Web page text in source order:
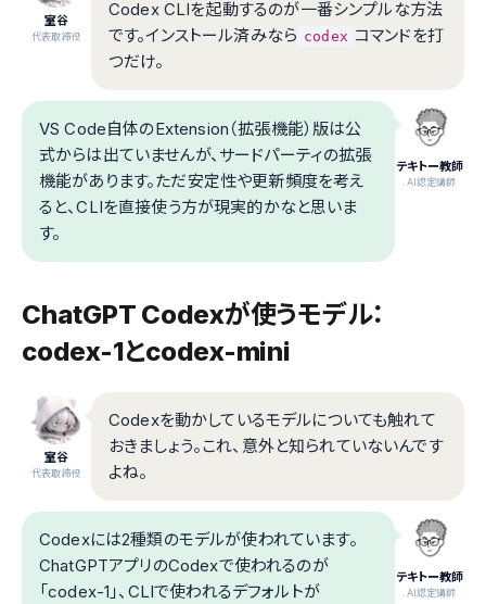
室谷
代表取締役
Codex CLIを起動するのが一番シンプルな方法
です。インストール済みなら codex コマンドを打
つだけ。
テキトー教師
.AI認定講師
VS Code自体のExtension（拡張機能）版は公
式からは出ていませんが、サードパーティの拡張
機能があります。ただ安定性や更新頻度を考え
ると、CLIを直接使う方が現実的かなと思いま
す。
ChatGPT Codexが使うモデル：
codex-1とcodex-mini
室谷
代表取締役
Codexを動かしているモデルについても触れて
おきましょう。これ、意外と知られていないんです
よね。
テキトー教師
.AI認定講師
Codexには2種類のモデルが使われています。
ChatGPTアプリのCodexで使われるのが
「codex-1」、CLIで使われるデフォルトが